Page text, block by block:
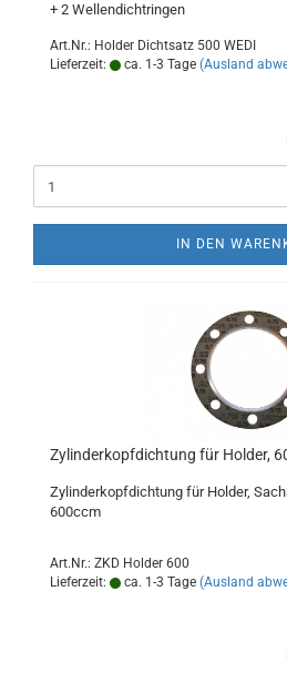
+ 2 Wellendichtringen
Art.Nr.: Holder Dichtsatz 500 WEDI
Lieferzeit:
ca. 1-3 Tage (Ausland
IN DEN
Zylinderkopfdichtung für Holder,
Zylinderkopfdichtung für Holder,
600ccm
Art.Nr.: ZKD Holder 600
Lieferzeit:
ca. 1-3 Tage (Ausland